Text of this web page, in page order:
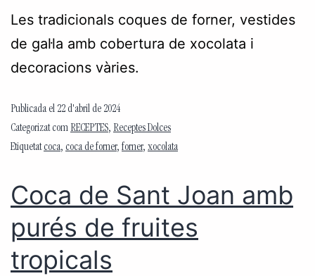
Les tradicionals coques de forner, vestides
de gal·la amb cobertura de xocolata i
decoracions vàries.
Publicada el 22 d'abril de 2024
Categorizat com RECEPTES, Receptes Dolces
Etiquetatcoca, coca de forner, forner, xocolata
Coca de Sant Joan amb
purés de fruites
tropicals